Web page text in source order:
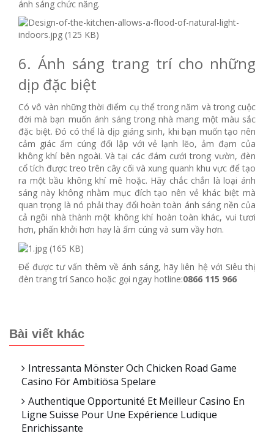
ánh sáng chức năng.
6. Ánh sáng trang trí cho những
dịp đặc biệt
Có vô vàn những thời điểm cụ thể trong năm và trong cuộc
đời mà bạn muốn ánh sáng trong nhà mang một màu sắc
đặc biệt. Đó có thể là dịp giáng sinh, khi bạn muốn tạo nên
cảm giác ấm cúng đối lập với vẻ lạnh lẽo, ảm đạm của
không khí bên ngoài. Và tại các đám cưới trong vườn, đèn
cổ tích được treo trên cây cối và xung quanh khu vực để tạo
ra một bầu không khí mê hoặc. Hãy chắc chắn là loại ánh
sáng này không nhằm mục đích tạo nên vẻ khác biệt mà
quan trọng là nó phải thay đổi hoàn toàn ánh sáng nền của
cả ngôi nhà thành một không khí hoàn toàn khác, vui tươi
hơn, phấn khởi hơn hay là ấm cúng và sum vầy hơn.
Để được tư vấn thêm về ánh sáng, hãy liên hệ với Siêu thị
đèn trang trí Sanco hoặc gọi ngay hotline:0866 115 966
Bài viết khác
Intressanta Mönster Och Chicken Road Game
Casino För Ambitiösa Spelare
Authentique Opportunité Et Meilleur Casino En
Ligne Suisse Pour Une Expérience Ludique
Enrichissante